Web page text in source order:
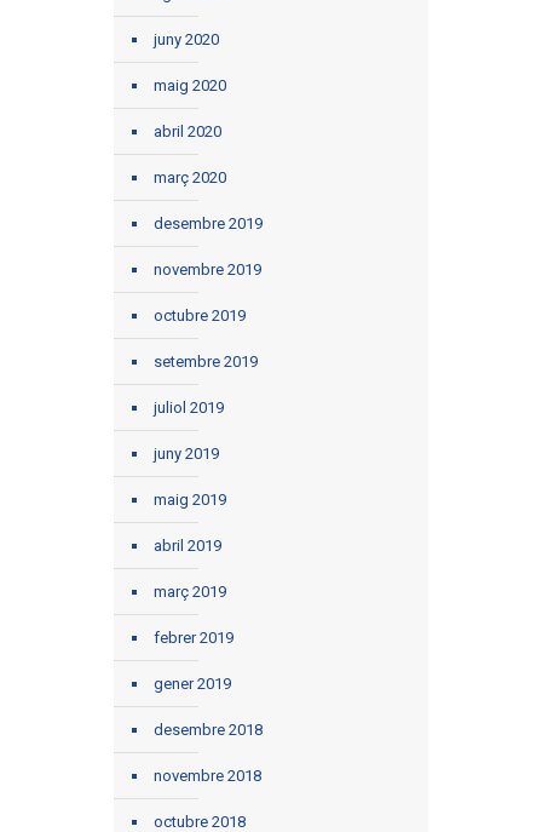
juny 2020
maig 2020
abril 2020
març 2020
desembre 2019
novembre 2019
octubre 2019
setembre 2019
juliol 2019
juny 2019
maig 2019
abril 2019
març 2019
febrer 2019
gener 2019
desembre 2018
novembre 2018
octubre 2018